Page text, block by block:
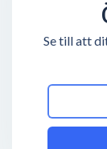
Se till att